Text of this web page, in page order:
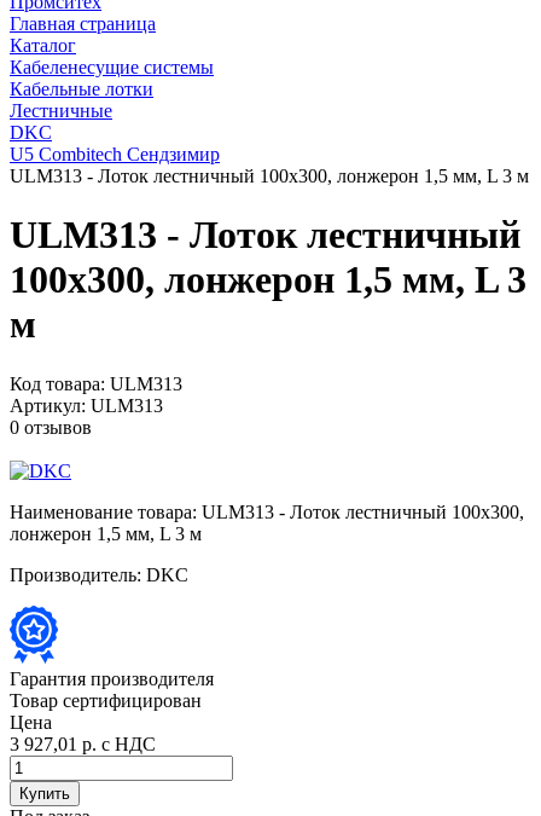
Главная страница
Каталог
Кабеленесущие системы
Кабельные лотки
Лестничные
DKC
U5 Combitech Сендзимир
ULM313 - Лоток лестничный 100х300, лонжерон 1,5 мм, L 3 м
ULM313 - Лоток лестничный
100х300, лонжерон 1,5 мм, L 3
м
Код товара: ULM313
Артикул: ULM313
0 отзывов
Наименование товара: ULM313 - Лоток лестничный 100х300,
лонжерон 1,5 мм, L 3 м
Производитель: DKC
Гарантия производителя
Товар сертифицирован
Цена
3 927,01 р. с НДС
Купить